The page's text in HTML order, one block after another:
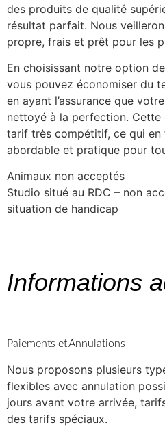
des produits de qualité
résultat parfait. Nous
propre, frais et prêt pour les
En choisissant notre option
vous pouvez économiser du
en ayant l’assurance que
nettoyé à la perfection.
tarif très compétitif, ce qui en
abordable et pratique pour
Animaux non acceptés
Studio situé au RDC – non
situation de handicap
Informations
Paiements et Annulations
Nous proposons plusieurs
flexibles avec annulation
jours avant votre arrivée,
des tarifs spéciaux.